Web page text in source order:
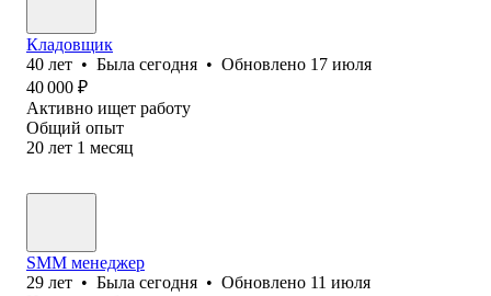
Кладовщик
40 лет • Была сегодня • Обновлено 17 июля
40 000 ₽
Активно ищет работу
Общий опыт
20 лет 1 месяц
SMM менеджер
29 лет • Была сегодня • Обновлено 11 июля